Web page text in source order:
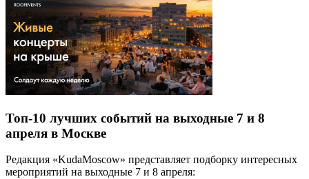
Топ-10 лучших событий на выходные 7 и 8
апреля в Москве
Редакция «KudaMoscow» представляет подборку интересных
мероприятий на выходные 7 и 8 апреля: